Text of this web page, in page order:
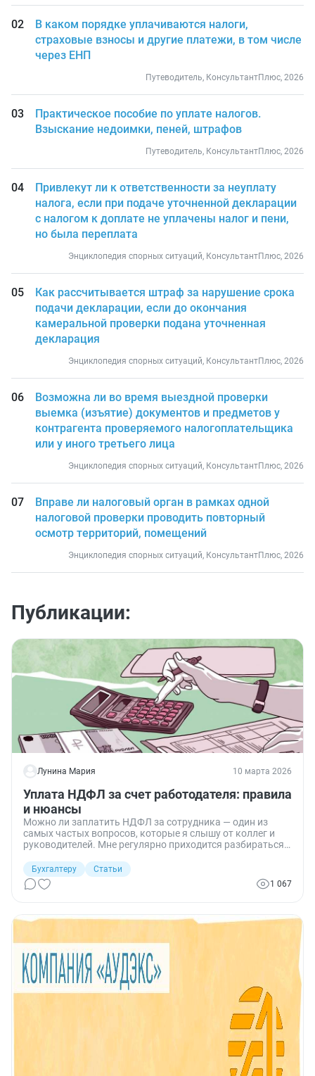
В каком порядке уплачиваются налоги,
страховые взносы и другие платежи, в том числе
через ЕНП
Путеводитель, КонсультантПлюс, 2026
Практическое пособие по уплате налогов.
Взыскание недоимки, пеней, штрафов
Путеводитель, КонсультантПлюс, 2026
Привлекут ли к ответственности за неуплату
налога, если при подаче уточненной декларации
с налогом к доплате не уплачены налог и пени,
но была переплата
Энциклопедия спорных ситуаций, КонсультантПлюс, 2026
Как рассчитывается штраф за нарушение срока
подачи декларации, если до окончания
камеральной проверки подана уточненная
декларация
Энциклопедия спорных ситуаций, КонсультантПлюс, 2026
Возможна ли во время выездной проверки
выемка (изъятие) документов и предметов у
контрагента проверяемого налогоплательщика
или у иного третьего лица
Энциклопедия спорных ситуаций, КонсультантПлюс, 2026
Вправе ли налоговый орган в рамках одной
налоговой проверки проводить повторный
осмотр территорий, помещений
Энциклопедия спорных ситуаций, КонсультантПлюс, 2026
Публикации:
Лунина Мария 10 марта 2026
Уплата НДФЛ за счет работодателя: правила
и нюансы
Можно ли заплатить НДФЛ за сотрудника — один из
самых частых вопросов, которые я слышу от коллег и
руководителей. Мне регулярно приходится разбираться,
из средств работодателя. Показываю, какие
последствия возможны в зависимости от ситуации и как
их отразить в учете.
Бухгалтеру
Статьи
1 067